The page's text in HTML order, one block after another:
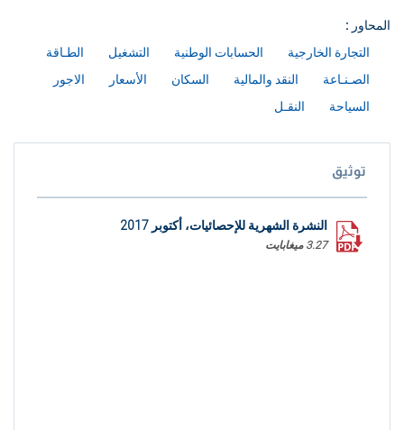
المحاور :
التجارة الخارجية
الحسابات الوطنية التشغيل
الطـاقة
الصـنـاعة
النقد والمالية السكان الأسعار
الاجور
السياحة
النقـل
توثيق
النشرة الشهرية للإحصائيات، أكتوبر 2017
3.27 ميغابايت